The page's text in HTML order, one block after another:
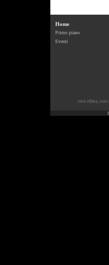
Home
Primo piano
Eventi
coro effata, coro